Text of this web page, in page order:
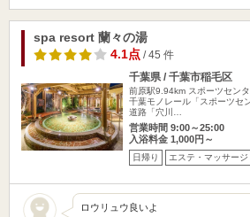
spa resort 蘭々の湯
4.1点/ 45 件
千葉県 / 千葉市稲毛区
前原駅9.94km スポーツセン
千葉モノレール「スポーツセ
道路「穴川…
営業時間 9:00～25:00
入浴料金 1,000円～
日帰り エステ・マッサージ
ロウリュウ良いよ